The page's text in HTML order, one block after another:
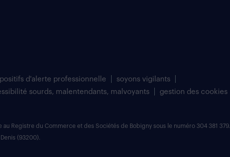
d'alerte professionnelle
soyons vigilants
sourds, malentendants, malvoyants
gestion des cookies
Registre du Commerce et des Sociétés de Bobigny sous le numéro 304 381 379.
(93200).